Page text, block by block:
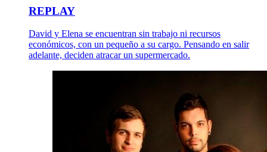
REPLAY
David y Elena se encuentran sin trabajo ni recursos
económicos, con un pequeño a su cargo. Pensando en salir
adelante, deciden atracar un supermercado.